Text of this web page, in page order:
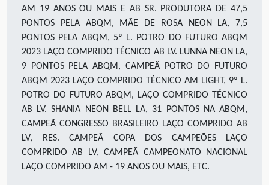
AM 19 ANOS OU MAIS E AB SR. PRODUTORA DE 47,5
PONTOS PELA ABQM, MÃE DE ROSA NEON LA, 7,5
PONTOS PELA ABQM, 5º L. POTRO DO FUTURO ABQM
2023 LAÇO COMPRIDO TÉCNICO AB LV. LUNNA NEON LA,
9 PONTOS PELA ABQM, CAMPEÃ POTRO DO FUTURO
ABQM 2023 LAÇO COMPRIDO TÉCNICO AM LIGHT, 9º L.
POTRO DO FUTURO ABQM, LAÇO COMPRIDO TÉCNICO
AB LV. SHANIA NEON BELL LA, 31 PONTOS NA ABQM,
CAMPEÃ CONGRESSO BRASILEIRO LAÇO COMPRIDO AB
LV, RES. CAMPEÃ COPA DOS CAMPEÕES LAÇO
COMPRIDO AB LV, CAMPEÃ CAMPEONATO NACIONAL
LAÇO COMPRIDO AM - 19 ANOS OU MAIS, ETC.